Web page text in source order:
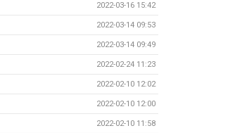
2022-03-16 15:42
2022-03-14 09:53
2022-03-14 09:49
2022-02-24 11:23
2022-02-10 12:02
2022-02-10 12:00
2022-02-10 11:58